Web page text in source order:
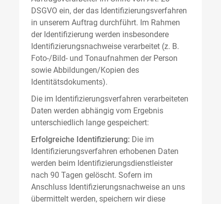
DSGVO ein, der das Identifizierungsverfahren
in unserem Auftrag durchführt. Im Rahmen
der Identifizierung werden insbesondere
Identifizierungsnachweise verarbeitet (z. B.
Foto-/Bild- und Tonaufnahmen der Person
sowie Abbildungen/Kopien des
Identitätsdokuments).
Die im Identifizierungsverfahren verarbeiteten
Daten werden abhängig vom Ergebnis
unterschiedlich lange gespeichert:
Erfolgreiche Identifizierung: Die im
Identifizierungsverfahren erhobenen Daten
werden beim Identifizierungsdienstleister
nach 90 Tagen gelöscht. Sofern im
Anschluss Identifizierungsnachweise an uns
übermittelt werden, speichern wir diese